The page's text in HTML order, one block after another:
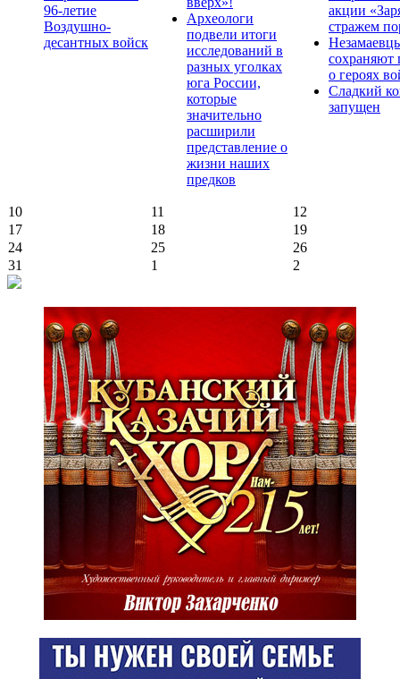
96-летие
Воздушно-
десантных войск
Археологи
подвели итоги
исследований в
разных уголках
юга России,
которые
значительно
расширили
представление о
жизни наших
предков
акции
стражем
сохраняют
о героях
Сладкий
запущен
10 11
12
17
18
19
24
25
26
31
1 2